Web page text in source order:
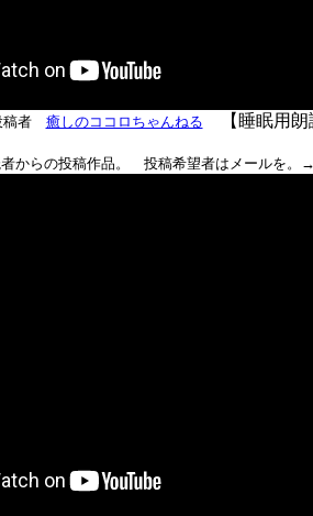
稿者 癒しのココロちゃんねる 【睡眠用朗
からの投稿作品。 投稿希望者はメールを。→